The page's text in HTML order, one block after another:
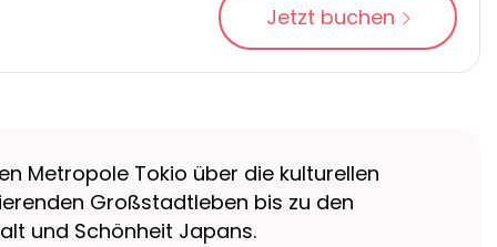
Jetzt buchen
Metropole Tokio über die kulturellen
Großstadtleben bis zu den
und Schönheit Japans.